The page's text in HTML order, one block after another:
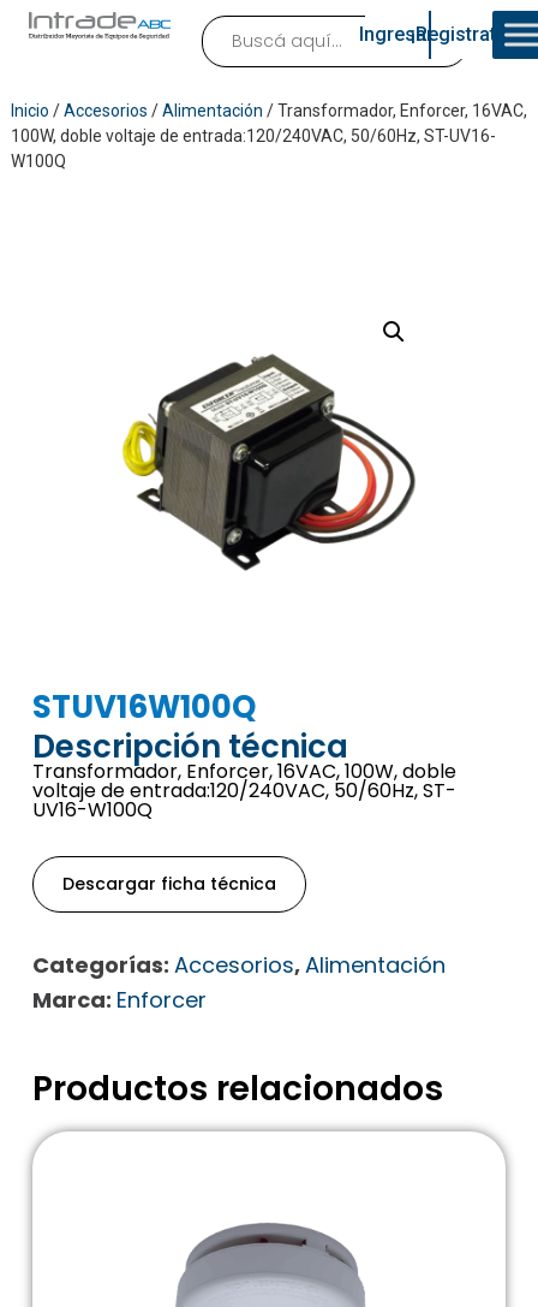
Ingresar¡Registrate!
Inicio /Accesorios /Alimentación / Transformador, Enforcer, 16VAC,
100W, doble voltaje de entrada:120/240VAC, 50/60Hz, ST-UV16-
W100Q
STUV16W100Q
Descripción técnica
Transformador, Enforcer, 16VAC, 100W, doble
voltaje de entrada:120/240VAC, 50/60Hz, ST-
UV16-W100Q
Descargar ficha técnica
Categorías: Accesorios,Alimentación
Marca: Enforcer
Productos relacionados